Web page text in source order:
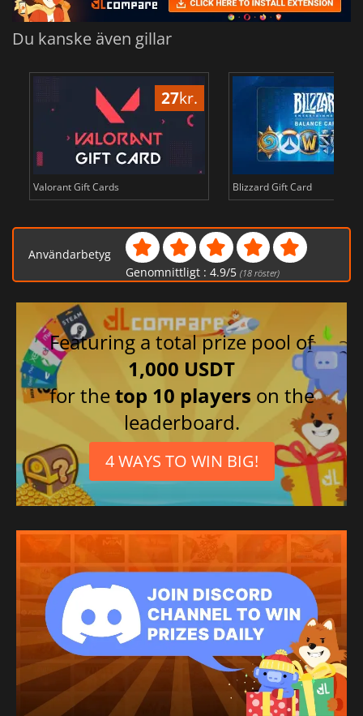
Du kanske även gillar
27kr.
Valorant Gift Cards Blizzard Gift Card
Användarbetyg
Genomnittligt : 4.9/5 (18röster)
Featuring a total prize pool of
1,000 USDT
for thetop 10 players on the
leaderboard.
4 WAYS TO WIN BIG!